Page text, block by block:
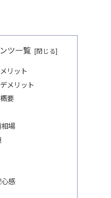
ツ一覧
リット
メリット
要
場
感